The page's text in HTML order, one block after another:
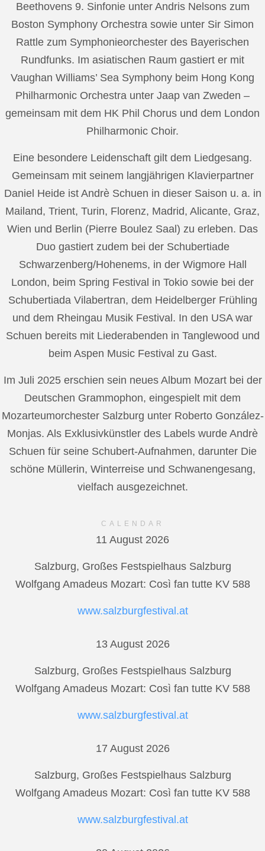
Beethovens 9. Sinfonie unter Andris Nelsons zum
Boston Symphony Orchestra sowie unter Sir Simon
Rattle zum Symphonieorchester des Bayerischen
Rundfunks. Im asiatischen Raum gastiert er mit
Vaughan Williams’ Sea Symphony beim Hong Kong
Philharmonic Orchestra unter Jaap van Zweden –
gemeinsam mit dem HK Phil Chorus und dem London
Philharmonic Choir.
Eine besondere Leidenschaft gilt dem Liedgesang.
Gemeinsam mit seinem langjährigen Klavierpartner
Daniel Heide ist Andrè Schuen in dieser Saison u. a. in
Mailand, Trient, Turin, Florenz, Madrid, Alicante, Graz,
Wien und Berlin (Pierre Boulez Saal) zu erleben. Das
Duo gastiert zudem bei der Schubertiade
Schwarzenberg/Hohenems, in der Wigmore Hall
London, beim Spring Festival in Tokio sowie bei der
Schubertiada Vilabertran, dem Heidelberger Frühling
und dem Rheingau Musik Festival. In den USA war
Schuen bereits mit Liederabenden in Tanglewood und
beim Aspen Music Festival zu Gast.
Im Juli 2025 erschien sein neues Album Mozart bei der
Deutschen Grammophon, eingespielt mit dem
Mozarteumorchester Salzburg unter Roberto González-
Monjas. Als Exklusivkünstler des Labels wurde Andrè
Schuen für seine Schubert-Aufnahmen, darunter Die
schöne Müllerin, Winterreise und Schwanengesang,
vielfach ausgezeichnet.
CALENDAR
11 August 2026
Salzburg, Großes Festspielhaus Salzburg
Wolfgang Amadeus Mozart: Così fan tutte KV 588
www.salzburgfestival.at
13 August 2026
Salzburg, Großes Festspielhaus Salzburg
Wolfgang Amadeus Mozart: Così fan tutte KV 588
www.salzburgfestival.at
17 August 2026
Salzburg, Großes Festspielhaus Salzburg
Wolfgang Amadeus Mozart: Così fan tutte KV 588
www.salzburgfestival.at